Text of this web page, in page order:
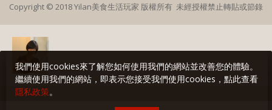
Copyright © 2018 Yilan美食生活玩家 版權所有 未經授權禁止轉貼或節錄
我們使用cookies來了解您如何使用我們的網站並改善您的體驗。
繼續使用我們的網站，即表示您接受我們使用cookies，點此查看
隱私政策。